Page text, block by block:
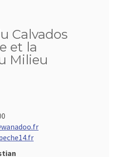
Calvados
et la
Milieu